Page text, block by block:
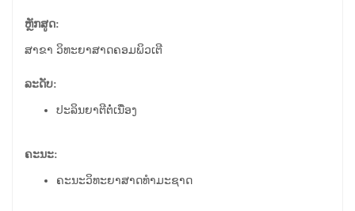
ຫຼັກສູດ:
ສາຂາ ວິທະຍາສາດຄອມພິວເຕີ
ລະດັບ:
ປະລິນຍາຕີຕໍ່ເນື່ອງ
ຄະນະ:
ຄະນະວິທະຍາສາດທຳມະຊາດ